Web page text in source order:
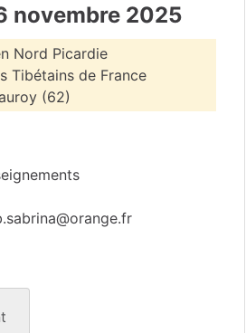
novembre 2025
Nord Picardie
Tibétains de France
(62)